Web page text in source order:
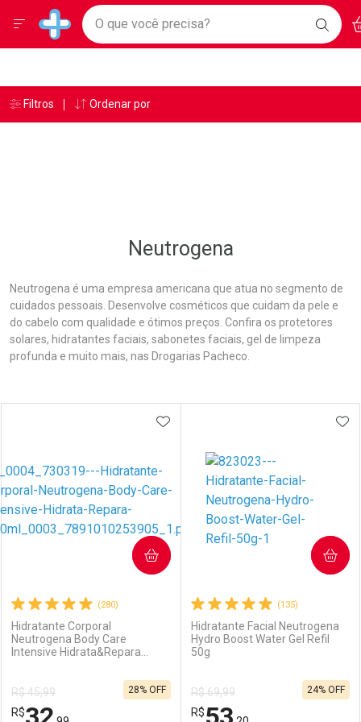
Drogarias Pacheco
Baixe nosso APP e aproveite Ofertas Exclusivas!
BAIXE
O APP
Ir direto para a home
pela página
Ir direto para o conteúdo
Ir direto para a busca
Ir direto para a ajuda
Ir direto para a notificações
Faça a sua busca
O que você precisa?
Menu
Breadcrumb
Drogarias Pacheco Neutrogena
Neutrogena
Neutrogena é uma empresa americana que atua no segmento de
cuidados pessoais. Desenvolve cosméticos que cuidam da pele e
do cabelo com qualidade e ótimos preços. Confira os protetores
solares, hidratantes faciais, sabonetes faciais, gel de limpeza
profunda e muito mais, nas Drogarias Pacheco.
(280)
Hidratante Corporal
Neutrogena Body Care
Intensive Hidrata&Repara
R$ 45,99
R$
28% OFF
ADICIONAR AOS FAVORITOS
COMPRAR
(135)
Hidratante Facial Neutrogena
Hydro Boost Water Gel Refil
50g
R$ 69,99
R$
24% OFF
COMPRAR
Âncoras
Filtros Ordenar por